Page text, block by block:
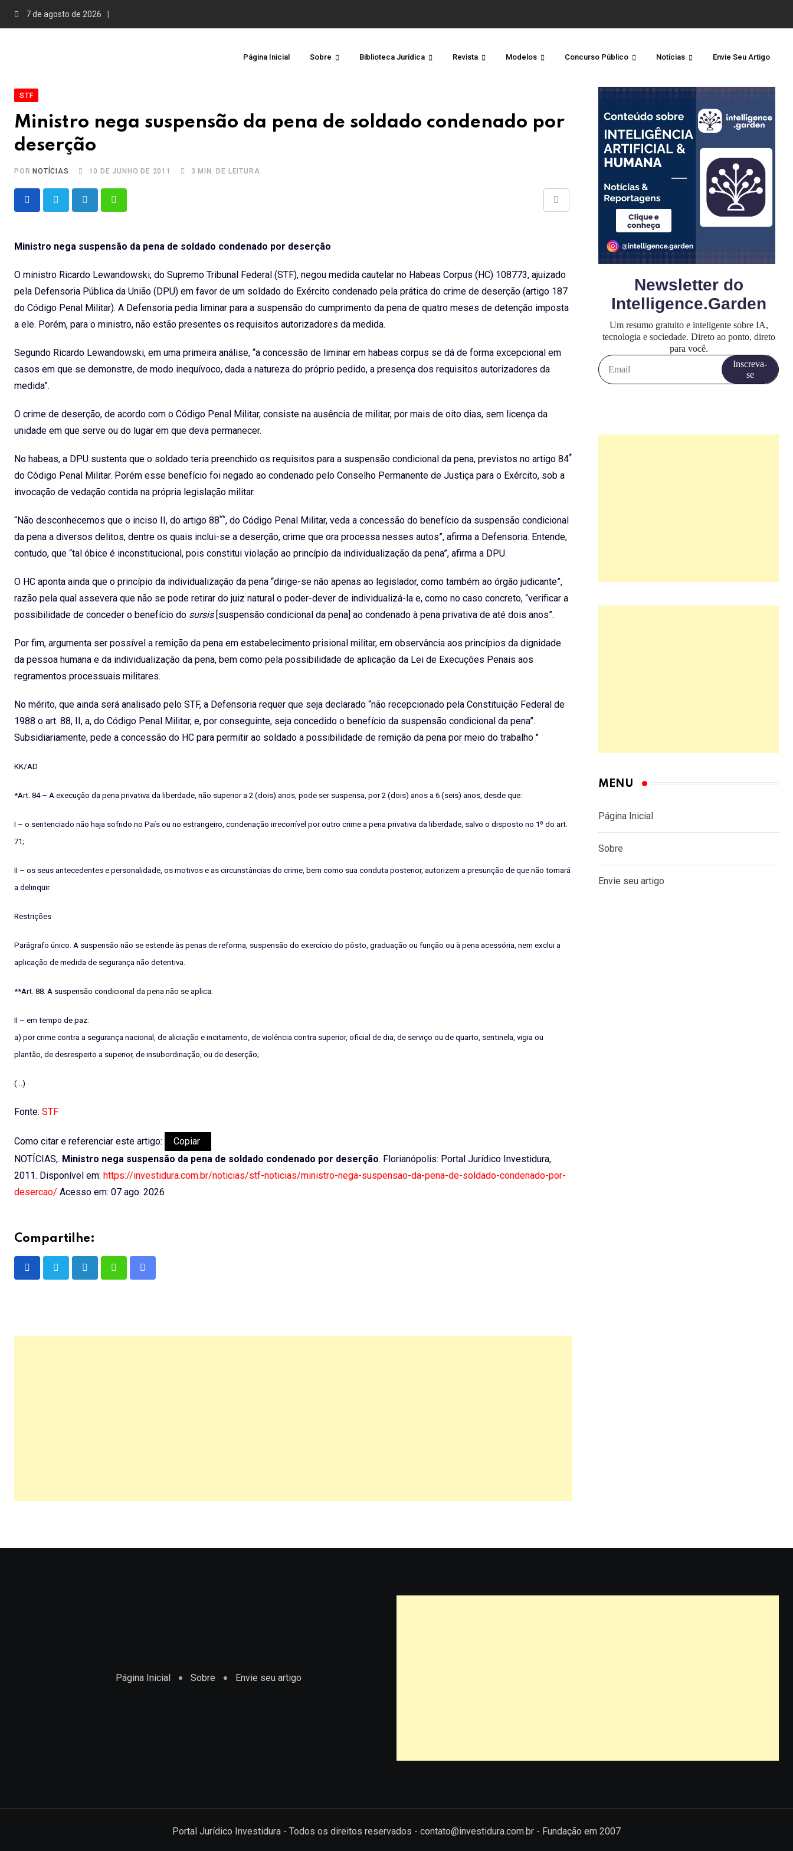
7 de agosto de 2026
Página Inicial Sobre Biblioteca Jurídica Revista Modelos Concurso Público Notícias Envie Seu Artigo
STF
Ministro nega suspensão da pena de soldado condenado por
deserção
PORNOTÍCIAS 10 DE JUNHO DE 2011 3 MIN. DE LEITURA
LinkedInWhatsapp
Share
Ministro nega suspensão da pena de soldado condenado por deserção
O ministro Ricardo Lewandowski, do Supremo Tribunal Federal (STF), negou medida cautelar no Habeas Corpus (HC) 108773, ajuizado
pela Defensoria Pública da União (DPU) em favor de um soldado do Exército condenado pela prática do crime de deserção (artigo 187
do Código Penal Militar). A Defensoria pedia liminar para a suspensão do cumprimento da pena de quatro meses de detenção imposta
a ele. Porém, para o ministro, não estão presentes os requisitos autorizadores da medida.
Segundo Ricardo Lewandowski, em uma primeira análise, “a concessão de liminar em habeas corpus se dá de forma excepcional em
casos em que se demonstre, de modo inequívoco, dada a natureza do próprio pedido, a presença dos requisitos autorizadores da
medida”.
O crime de deserção, de acordo com o Código Penal Militar, consiste na ausência de militar, por mais de oito dias, sem licença da
unidade em que serve ou do lugar em que deva permanecer.
No habeas, a DPU sustenta que o soldado teria preenchido os requisitos para a suspensão condicional da pena, previstos no artigo 84*
do Código Penal Militar. Porém esse benefício foi negado ao condenado pelo Conselho Permanente de Justiça para o Exército, sob a
invocação de vedação contida na própria legislação militar.
“Não desconhecemos que o inciso II, do artigo 88**, do Código Penal Militar, veda a concessão do benefício da suspensão condicional
da pena a diversos delitos, dentre os quais inclui-se a deserção, crime que ora processa nesses autos”, afirma a Defensoria. Entende,
contudo, que “tal óbice é inconstitucional, pois constitui violação ao princípio da individualização da pena”, afirma a DPU.
O HC aponta ainda que o princípio da individualização da pena “dirige-se não apenas ao legislador, como também ao órgão judicante”,
razão pela qual assevera que não se pode retirar do juiz natural o poder-dever de individualizá-la e, como no caso concreto, “verificar a
possibilidade de conceder o benefício do sursis[suspensão condicional da pena] ao condenado à pena privativa de até dois anos”.
Por fim, argumenta ser possível a remição da pena em estabelecimento prisional militar, em observância aos princípios da dignidade
da pessoa humana e da individualização da pena, bem como pela possibilidade de aplicação da Lei de Execuções Penais aos
regramentos processuais militares.
No mérito, que ainda será analisado pelo STF, a Defensoria requer que seja declarado “não recepcionado pela Constituição Federal de
1988 o art. 88, II, a, do Código Penal Militar, e, por conseguinte, seja concedido o benefício da suspensão condicional da pena”.
Subsidiariamente, pede a concessão do HC para permitir ao soldado a possibilidade de remição da pena por meio do trabalho "
KK/AD
*Art. 84 – A execução da pena privativa da liberdade, não superior a 2 (dois) anos, pode ser suspensa, por 2 (dois) anos a 6 (seis) anos, desde que:
I – o sentenciado não haja sofrido no País ou no estrangeiro, condenação irrecorrível por outro crime a pena privativa da liberdade, salvo o disposto no 1º do art.
71;
II – os seus antecedentes e personalidade, os motivos e as circunstâncias do crime, bem como sua conduta posterior, autorizem a presunção de que não tornará
a delinqüir.
Restrições
Parágrafo único. A suspensão não se estende às penas de reforma, suspensão do exercício do pôsto, graduação ou função ou à pena acessória, nem exclui a
aplicação de medida de segurança não detentiva.
**Art. 88. A suspensão condicional da pena não se aplica:
II – em tempo de paz:
a) por crime contra a segurança nacional, de aliciação e incitamento, de violência contra superior, oficial de dia, de serviço ou de quarto, sentinela, vigia ou
plantão, de desrespeito a superior, de insubordinação, ou de deserção;
(…)
Fonte: STF
Como citar e referenciar este artigo:
Copiar
NOTÍCIAS,. Ministro nega suspensão da pena de soldado condenado por deserção. Florianópolis: Portal Jurídico Investidura,
2011. Disponível em: https://investidura.com.br/noticias/stf-noticias/ministro-nega-suspensao-da-pena-de-soldado-condenado-por-
desercao/ Acesso em: 07 ago. 2026
Compartilhe:
LinkedInWhatsappShare
Página Inicial Sobre Envie seu artigo
Portal Jurídico Investidura - Todos os direitos reservados - contato@investidura.com.br - Fundação em 2007